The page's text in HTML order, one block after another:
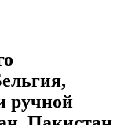
ручной